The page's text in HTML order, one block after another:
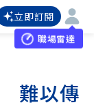
立即訂閱
職場雷達
難以傳